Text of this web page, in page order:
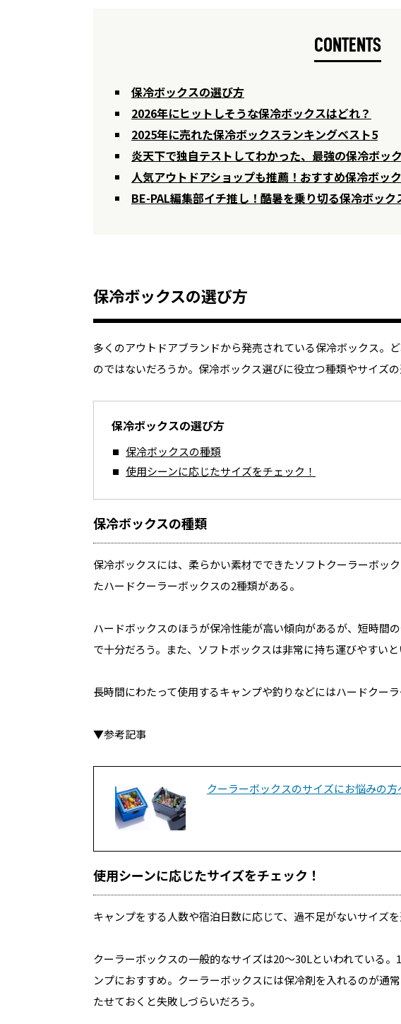
CONTENTS
保冷ボックスの選び方
2026年にヒットしそうな保冷ボックスはどれ？
2025年に売れた保冷ボックスランキングベスト5
炎天下で独自テストしてわかった、最強の保冷ボッ
人気アウトドアショップも推薦！おすすめ保冷ボッ
BE-PAL編集部イチ推し！酷暑を乗り切る保冷ボック
保冷ボックスの選び方
多くのアウトドアブランドから発売されている保冷ボックス。
のではないだろうか。保冷ボックス選びに役立つ種類やサイズ
保冷ボックスの選び方
保冷ボックスの種類
使用シーンに応じたサイズをチェック！
保冷ボックスの種類
保冷ボックスには、柔らかい素材でできたソフトクーラーボッ
たハードクーラーボックスの2種類がある。
ハードボックスのほうが保冷性能が高い傾向があるが、短時間
で十分だろう。また、ソフトボックスは非常に持ち運びやすいと
長時間にわたって使用するキャンプや釣りなどにはハードクーラ
▼参考記事
クーラーボックスのサイズにお悩みの
使用シーンに応じたサイズをチェック！
キャンプをする人数や宿泊日数に応じて、過不足がないサイズを
クーラーボックスの一般的なサイズは20〜30Lといわれている
ンプにおすすめ。クーラーボックスには保冷剤を入れるのが通
たせておくと失敗しづらいだろう。